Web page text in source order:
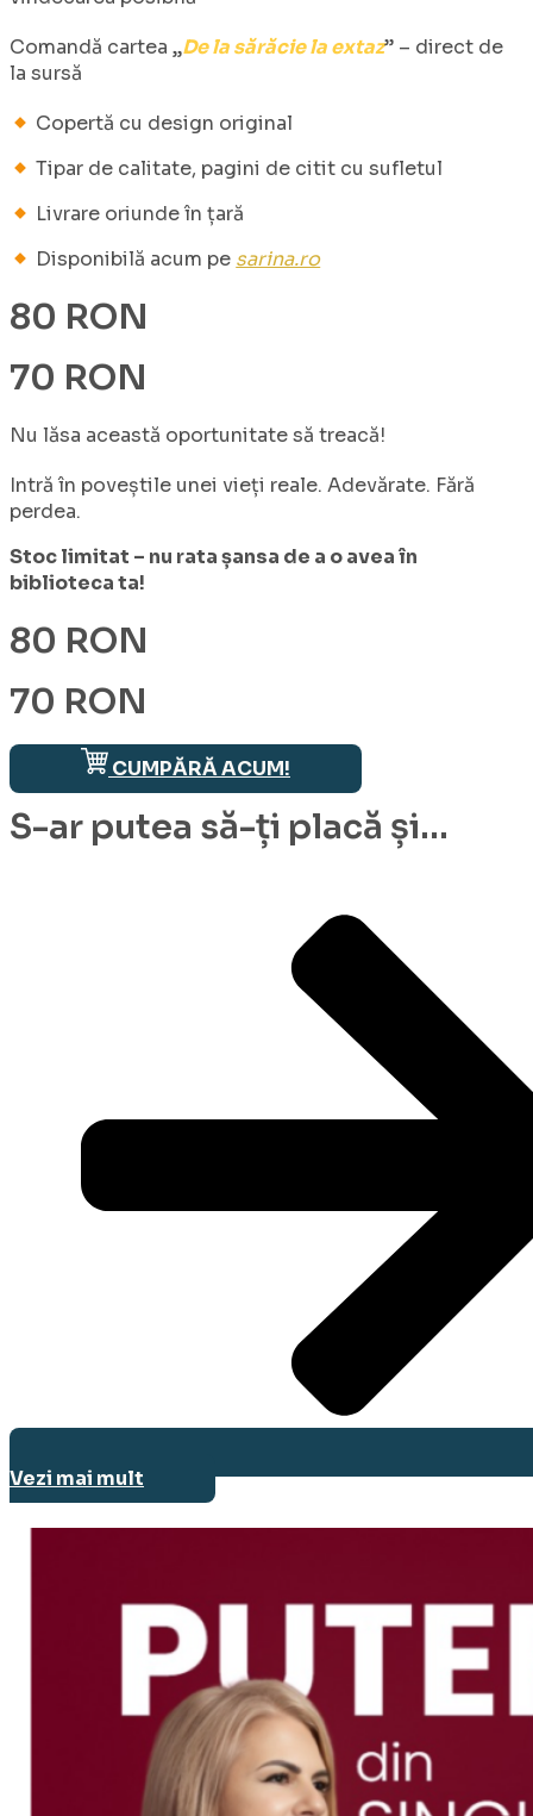
Comandă cartea „De la sărăcie la extaz” – direct de
la sursă
Copertă cu design original
Tipar de calitate, pagini de citit cu sufletul
Livrare oriunde în țară
Disponibilă acum pe sarina.ro
80 RON
70 RON
Nu lăsa această oportunitate să treacă!
Intră în poveștile unei vieți reale. Adevărate. Fără
perdea.
Stoc limitat – nu rata șansa de a o avea în
biblioteca ta!
80 RON
70 RON
CUMPĂRĂ ACUM!
S-ar putea să-ți placă și...
Vezi mai mult